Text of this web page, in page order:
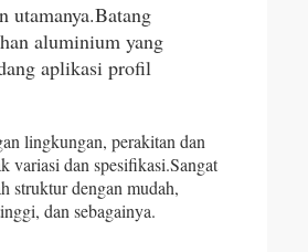
utamanya.Batang
aluminium yang
aplikasi profil
lingkungan, perakitan dan
variasi dan spesifikasi.Sangat
struktur dengan mudah,
dan sebagainya.